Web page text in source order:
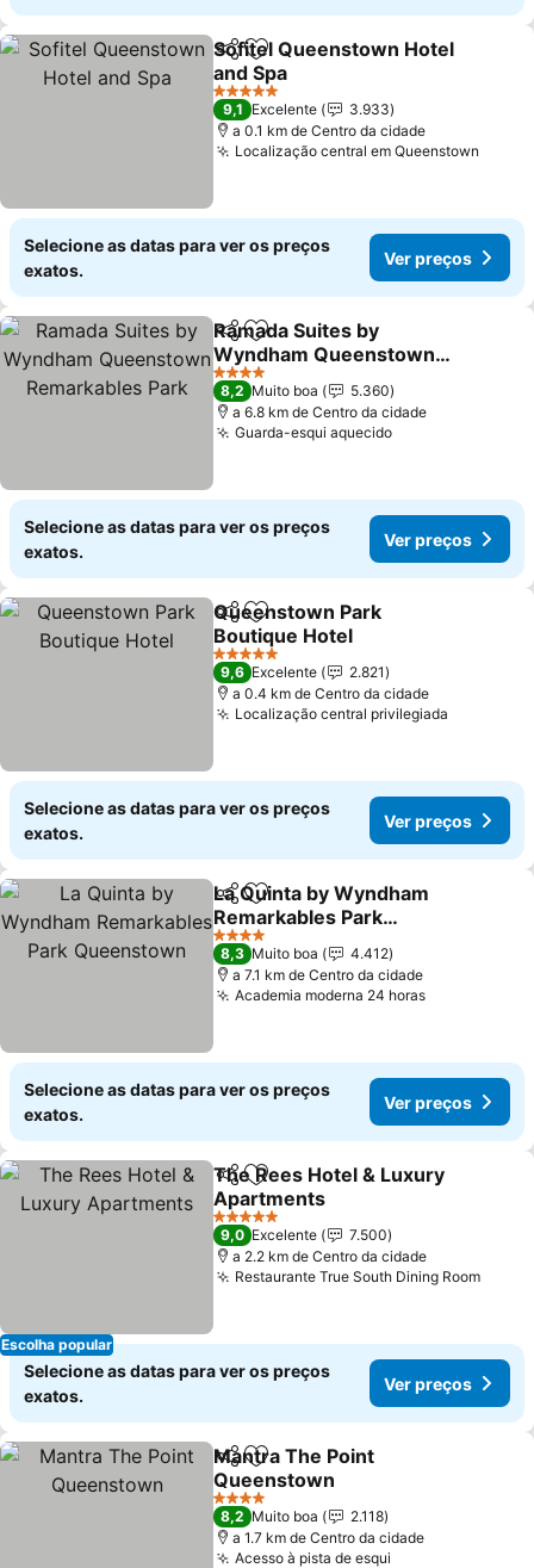
PartilharAdicionar aos favoritos
Sofitel Queenstown Hotel
and Spa
Ver preços
5 Estrelas
9,1 Excelente
3.933
a 0.1 km de Centro da cidade
Localização central em Queenstown
Selecione as datas para ver os preços
exatos.
Ver preços
PartilharAdicionar aos favoritos
Ramada Suites by
Wyndham Queenstown
Remarkables Park
Ver preços
4 Estrelas
8,2 Muito boa
5.360
a 6.8 km de Centro da cidade
Guarda-esqui aquecidoVer preços
Selecione as datas para ver os preços
exatos.
Ver preços
PartilharAdicionar aos favoritos
Queenstown Park
Boutique Hotel
Ver preços
5 Estrelas
9,6 Excelente
2.821
a 0.4 km de Centro da cidade
Localização central privilegiada
Selecione as datas para ver os preços
exatos.
Ver preços
PartilharAdicionar aos favoritos
La Quinta by Wyndham
Remarkables Park
Queenstown
Ver preços
4 Estrelas
8,3 Muito boa
4.412
a 7.1 km de Centro da cidade
Academia moderna 24 horasVer preços
Selecione as datas para ver os preços
exatos.
Ver preços
Escolha popular
PartilharAdicionar aos favoritos
The Rees Hotel & Luxury
Apartments
Ver preços
5 Estrelas
9,0 Excelente
7.500
a 2.2 km de Centro da cidade
Restaurante True South Dining RoomVer
Selecione as datas para ver os preços
exatos.
Ver preços
PartilharAdicionar aos favoritos
Mantra The Point
Queenstown
Ver preços
4 Estrelas
8,2 Muito boa
2.118
a 1.7 km de Centro da cidade
Acesso à pista de esqui